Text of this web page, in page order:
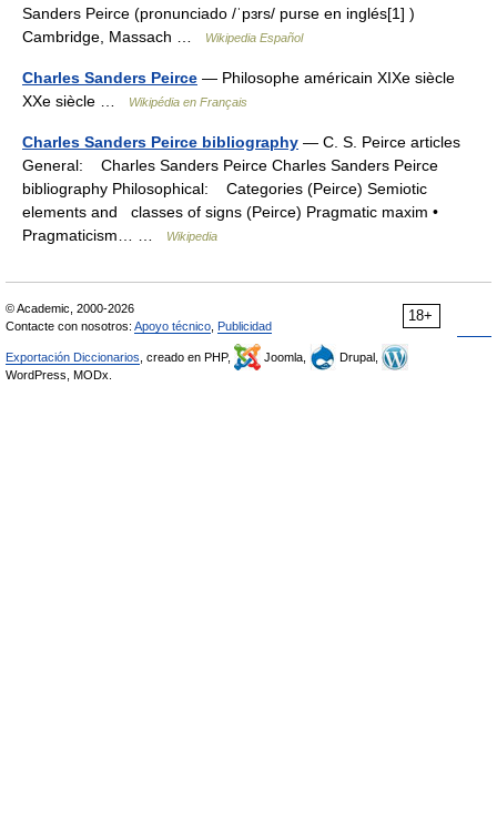
Sanders Peirce (pronunciado /ˈpɜrs/ purse en inglés[1] )
Cambridge, Massach …
Wikipedia Español
Charles Sanders Peirce — Philosophe américain XIXe siècle
XXe siècle …
Wikipédia en Français
Charles Sanders Peirce bibliography — C. S. Peirce articles
General: Charles Sanders Peirce Charles Sanders Peirce
bibliography Philosophical: Categories (Peirce) Semiotic
elements and classes of signs (Peirce) Pragmatic maxim •
Pragmaticism… …
Wikipedia
18+
© Academic, 2000-2026
Contacte con nosotros: Apoyo técnico Publicidad
Exportación Diccionarios , creado en PHP, Joomla,
Drupal,
WordPress, MODx.